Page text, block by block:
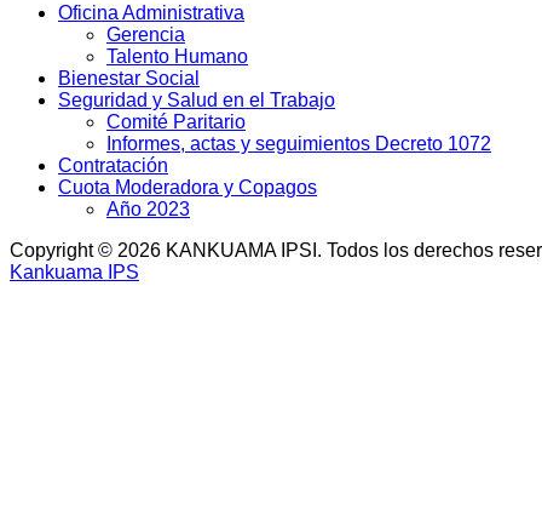
Oficina Administrativa
Gerencia
Talento Humano
Bienestar Social
Seguridad y Salud en el Trabajo
Comité Paritario
Informes, actas y seguimientos Decreto 1072
Contratación
Cuota Moderadora y Copagos
Año 2023
Copyright © 2026 KANKUAMA IPSI. Todos los derechos
Kankuama IPS